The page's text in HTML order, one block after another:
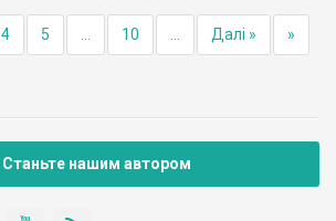
4 5 10 Далі » »
Станьте нашим автором